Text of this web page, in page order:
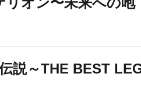
説～THE BEST